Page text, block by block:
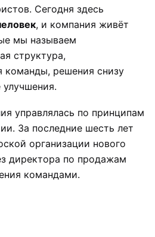
Сегодня здесь
, и компания живёт
мы называем
структура,
команды, решения снизу
управлялась по принципам
За последние шесть лет
организации нового
директора по продажам
командами.